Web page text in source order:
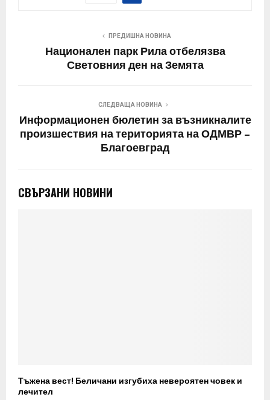
ПРЕДИШНА НОВИНА
Национален парк Рила отбелязва
Световния ден на Земята
СЛЕДВАЩА НОВИНА
Информационен бюлетин за възникналите
произшествия на територията на ОДМВР –
Благоевград
СВЪРЗАНИ НОВИНИ
Тъжена вест! Беличани изгубиха невероятен човек и
лечител